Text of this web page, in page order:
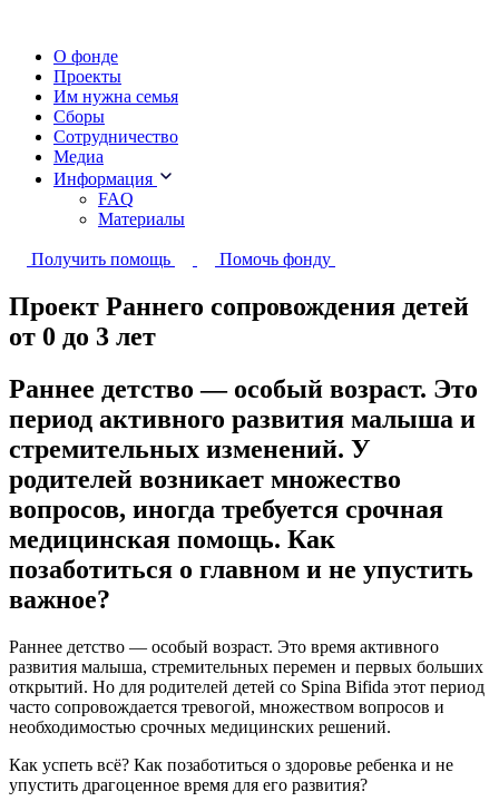
О фонде
Проекты
Им нужна семья
Сборы
Сотрудничество
Медиа
Информация
FAQ
Материалы
Получить помощь Помочь фонду
Проект Раннего сопровождения детей
от 0 до 3 лет
Раннее детство — особый возраст. Это
период активного развития малыша и
стремительных изменений. У
родителей возникает множество
вопросов, иногда требуется срочная
медицинская помощь. Как
позаботиться о главном и не упустить
важное?
Раннее детство — особый возраст. Это время активного
развития малыша, стремительных перемен и первых больших
открытий. Но для родителей детей со Spina Bifida этот период
часто сопровождается тревогой, множеством вопросов и
необходимостью срочных медицинских решений.
Как успеть всё? Как позаботиться о здоровье ребенка и не
упустить драгоценное время для его развития?